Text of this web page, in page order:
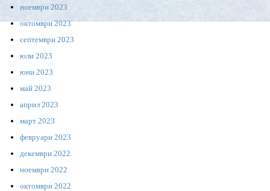
ноември 2023
октомври 2023
септември 2023
юли 2023
юни 2023
май 2023
април 2023
март 2023
февруари 2023
декември 2022
ноември 2022
октомври 2022